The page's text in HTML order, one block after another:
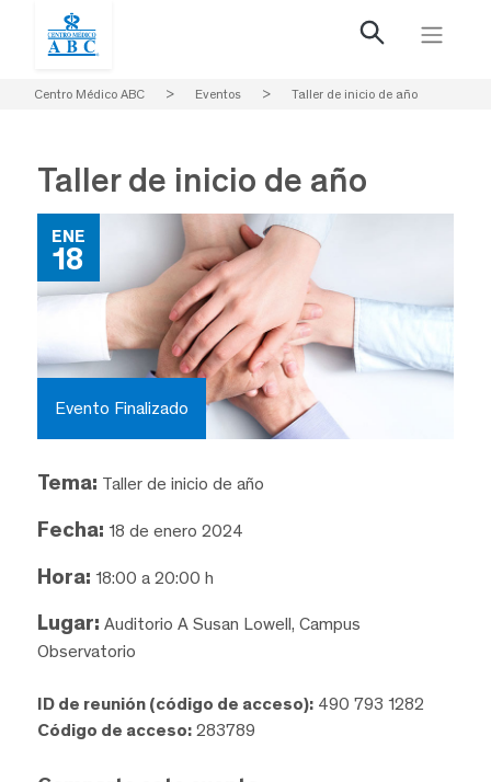
Centro Médico ABC > Eventos > Taller de inicio de año
Taller de inicio de año
ENE
18
Evento Finalizado
Tema: Taller de inicio de año
Fecha: 18 de enero 2024
Hora: 18:00 a 20:00 h
Lugar: Auditorio A Susan Lowell, Campus
Observatorio
ID de reunión (código de acceso):490 793 1282
Código de acceso:283789